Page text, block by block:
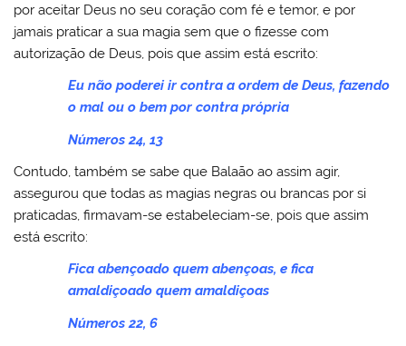
por aceitar Deus no seu coração com fé e temor, e por
jamais praticar a sua magia sem que o fizesse com
autorização de Deus, pois que assim está escrito:
Eu não poderei ir contra a ordem de Deus, fazendo
o mal ou o bem por contra própria
Números 24, 13
Contudo, também se sabe que Balaão ao assim agir,
assegurou que todas as magias negras ou brancas por si
praticadas, firmavam-se estabeleciam-se, pois que assim
está escrito:
Fica abençoado quem abençoas, e fica
amaldiçoado quem amaldiçoas
Números 22, 6